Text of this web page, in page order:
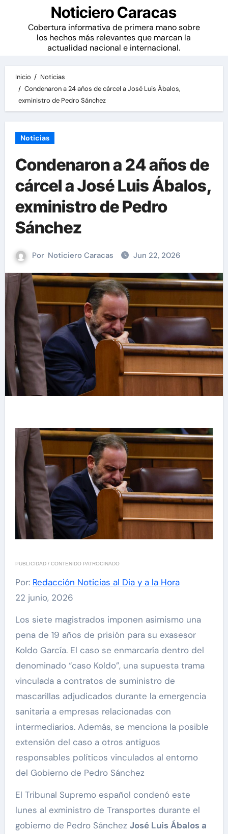
Noticiero Caracas
Cobertura informativa de primera mano sobre
los hechos más relevantes que marcan la
actualidad nacional e internacional.
Inicio
Noticias
Condenaron a 24 años de cárcel a José Luis Ábalos,
exministro de Pedro Sánchez
Noticias
Condenaron a 24 años de
cárcel a José Luis Ábalos,
exministro de Pedro
Sánchez
Por Noticiero Caracas Jun 22, 2026
PUBLICIDAD / CONTENIDO PATROCINADO
Por: Redacción Noticias al Dia y a la Hora
22 junio, 2026
Los siete magistrados imponen asimismo una
pena de 19 años de prisión para su exasesor
Koldo García. El caso se enmarcaría dentro del
denominado “caso Koldo”, una supuesta trama
vinculada a contratos de suministro de
mascarillas adjudicados durante la emergencia
sanitaria a empresas relacionadas con
intermediarios. Además, se menciona la posible
extensión del caso a otros antiguos
responsables políticos vinculados al entorno
del Gobierno de Pedro Sánchez
El Tribunal Supremo español condenó este
lunes al exministro de Transportes durante el
gobierno de Pedro Sánchez José Luis Ábalos a